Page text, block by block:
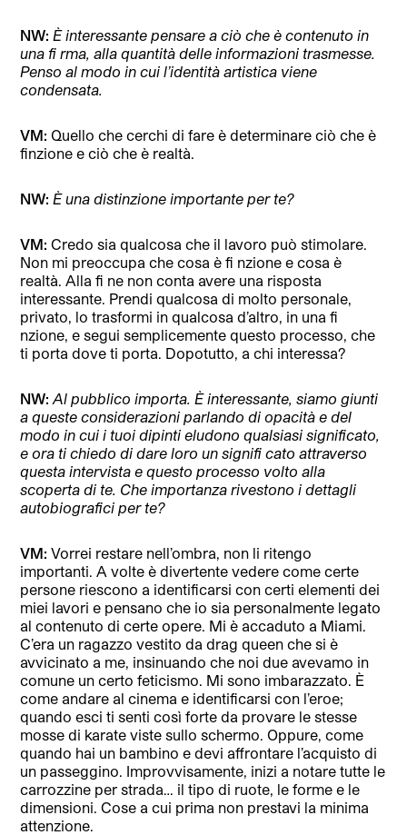
NW: È interessante pensare a ciò che è contenuto in
una fi rma, alla quantità delle informazioni trasmesse.
Penso al modo in cui l’identità artistica viene
condensata.
VM: Quello che cerchi di fare è determinare ciò che è
finzione e ciò che è realtà.
NW: È una distinzione importante per te?
VM: Credo sia qualcosa che il lavoro può stimolare.
Non mi preoccupa che cosa è fi nzione e cosa è
realtà. Alla fi ne non conta avere una risposta
interessante. Prendi qualcosa di molto personale,
privato, lo trasformi in qualcosa d’altro, in una fi
nzione, e segui semplicemente questo processo, che
ti porta dove ti porta. Dopotutto, a chi interessa?
NW: Al pubblico importa. È interessante, siamo giunti
a queste considerazioni parlando di opacità e del
modo in cui i tuoi dipinti eludono qualsiasi significato,
e ora ti chiedo di dare loro un signifi cato attraverso
questa intervista e questo processo volto alla
scoperta di te. Che importanza rivestono i dettagli
autobiografici per te?
VM: Vorrei restare nell’ombra, non li ritengo
importanti. A volte è divertente vedere come certe
persone riescono a identificarsi con certi elementi dei
miei lavori e pensano che io sia personalmente legato
al contenuto di certe opere. Mi è accaduto a Miami.
C’era un ragazzo vestito da drag queen che si è
avvicinato a me, insinuando che noi due avevamo in
comune un certo feticismo. Mi sono imbarazzato. È
come andare al cinema e identificarsi con l’eroe;
quando esci ti senti così forte da provare le stesse
mosse di karate viste sullo schermo. Oppure, come
quando hai un bambino e devi affrontare l’acquisto di
un passeggino. Improvvisamente, inizi a notare tutte le
carrozzine per strada… il tipo di ruote, le forme e le
dimensioni. Cose a cui prima non prestavi la minima
attenzione.